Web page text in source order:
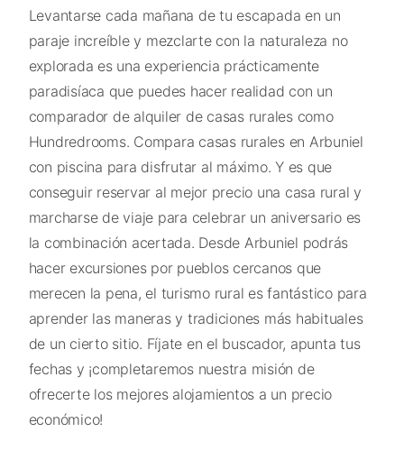
Levantarse cada mañana de tu escapada en un
paraje increíble y mezclarte con la naturaleza no
explorada es una experiencia prácticamente
paradisíaca que puedes hacer realidad con un
comparador de alquiler de casas rurales como
Hundredrooms. Compara casas rurales en Arbuniel
con piscina para disfrutar al máximo. Y es que
conseguir reservar al mejor precio una casa rural y
marcharse de viaje para celebrar un aniversario es
la combinación acertada. Desde Arbuniel podrás
hacer excursiones por pueblos cercanos que
merecen la pena, el turismo rural es fantástico para
aprender las maneras y tradiciones más habituales
de un cierto sitio. Fíjate en el buscador, apunta tus
fechas y ¡completaremos nuestra misión de
ofrecerte los mejores alojamientos a un precio
económico!